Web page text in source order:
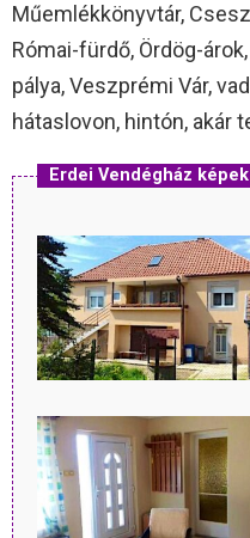
Műemlékkönyvtár,
Római-fürdő, Ördög-
pálya, Veszprémi Vár,
hátaslovon, hintón, akár
Erdei Vendégház képek